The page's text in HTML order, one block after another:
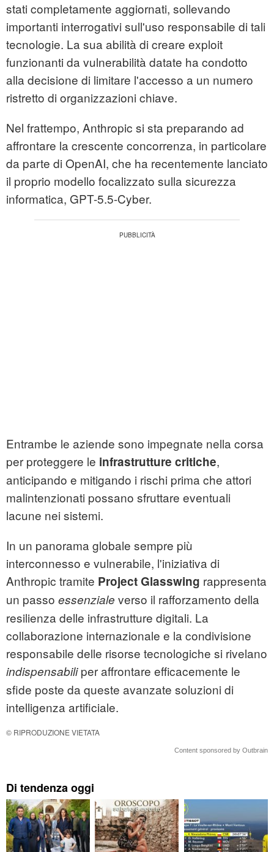
stati completamente aggiornati, sollevando
importanti interrogativi sull'uso responsabile di tali
tecnologie. La sua abilità di creare exploit
funzionanti da vulnerabilità datate ha condotto
alla decisione di limitare l'accesso a un numero
ristretto di organizzazioni chiave.
Nel frattempo, Anthropic si sta preparando ad
affrontare la crescente concorrenza, in particolare
da parte di OpenAI, che ha recentemente lanciato
il proprio modello focalizzato sulla sicurezza
informatica, GPT-5.5-Cyber.
Entrambe le aziende sono impegnate nella corsa
per proteggere le infrastrutture critiche,
anticipando e mitigando i rischi prima che attori
malintenzionati possano sfruttare eventuali
lacune nei sistemi.
In un panorama globale sempre più
interconnesso e vulnerabile, l'iniziativa di
Anthropic tramite Project Glasswing rappresenta
un passo essenziale verso il rafforzamento della
resilienza delle infrastrutture digitali. La
collaborazione internazionale e la condivisione
responsabile delle risorse tecnologiche si rivelano
indispensabiliper affrontare efficacemente le
sfide poste da queste avanzate soluzioni di
intelligenza artificiale.
© RIPRODUZIONE VIETATA
Content sponsored by Outbrain
Di tendenza oggi